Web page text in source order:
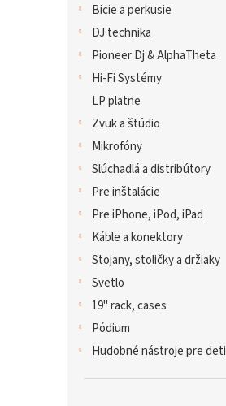
Bicie a perkusie
DJ technika
Pioneer Dj & AlphaTheta
Hi-Fi Systémy
LP platne
Zvuk a štúdio
Mikrofóny
Slúchadlá a distribútory
Pre inštalácie
Pre iPhone, iPod, iPad
Káble a konektory
Stojany, stoličky a držiaky
Svetlo
19" rack, cases
Pódium
Hudobné nástroje pre deti